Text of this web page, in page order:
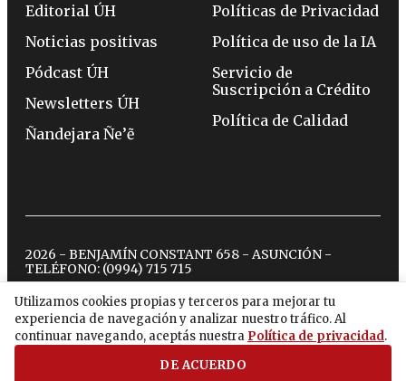
Utilizamos cookies propias y terceros para mejorar tu
experiencia de navegación y analizar nuestro tráfico. Al
continuar navegando, aceptás nuestra Política de privacidad.
DE ACUERDO
Editorial ÚH
Noticias positivas
Pódcast ÚH
Newsletters ÚH
Ñandejara Ñe’ẽ
Políticas de Privacidad
Política de uso de la IA
Servicio de
Suscripción a Crédito
Política de Calidad
2026 - BENJAMÍN CONSTANT 658 - ASUNCIÓN -
TELÉFONO: (0994) 715 715
twitterinstagram
facebook
tiktokyoutubespotify